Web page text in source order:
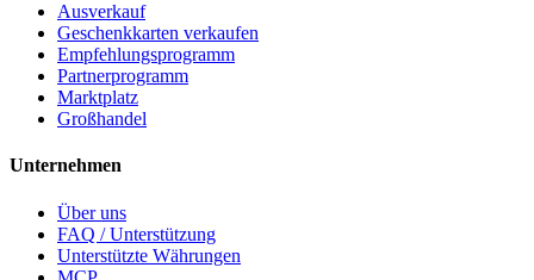
Ausverkauf
Geschenkkarten verkaufen
Empfehlungsprogramm
Partnerprogramm
Marktplatz
Großhandel
Unternehmen
Über uns
FAQ / Unterstützung
Unterstützte Währungen